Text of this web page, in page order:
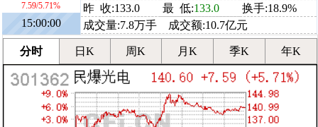
7.59/5.71%
15:00:00
昨 收:133.0
最 低:133.0
换手:18.9%
成交量:7.8万手 成交额:10.7亿元
分时 日K 周K 月K 季K 年K